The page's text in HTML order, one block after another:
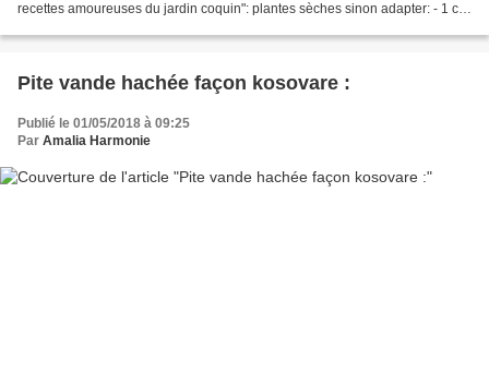
recettes amoureuses du jardin coquin": plantes sèches sinon adapter: - 1 c a
Pite vande hachée façon kosovare :
Publié le 01/05/2018 à 09:25
Par Amalia Harmonie